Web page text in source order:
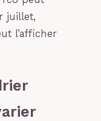
juillet,
l’afficher